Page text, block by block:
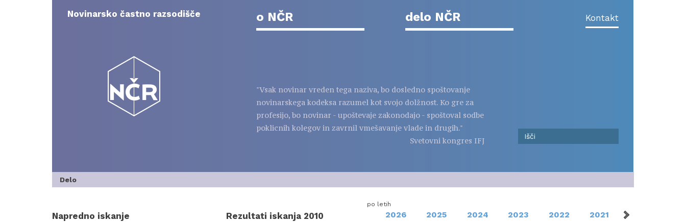
contentNovinarsko častno razsodišče o NČR delo NČR Kontakt
"Vsak novinar vreden tega naziva, bo dosledno spoštovanje
novinarskega kodeksa razumel kot svojo dolžnost. Ko gre za
profesijo, bo novinar - upoštevaje zakonodajo - spoštoval sodbe
poklicnih kolegov in zavrnil vmešavanje vlade in drugih."
Svetovni kongres IFJ
Delo
Napredno iskanje Rezultati iskanja 2010
po letih
2026 2025 2024 2023 2022 2021